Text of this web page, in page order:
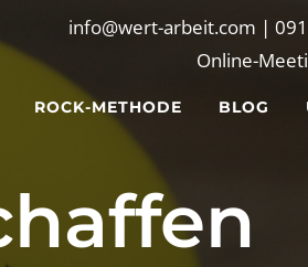
info@wert-arbeit.com |
Online-
ROCK-METHODE BLOG